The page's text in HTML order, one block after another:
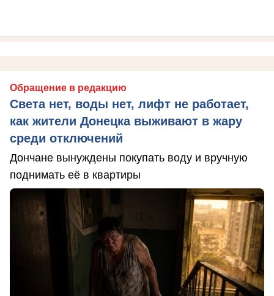
Обращение в редакцию
Света нет, воды нет, лифт не работает,
как жители Донецка выживают в жару
среди отключений
Дончане вынуждены покупать воду и вручную
поднимать её в квартиры